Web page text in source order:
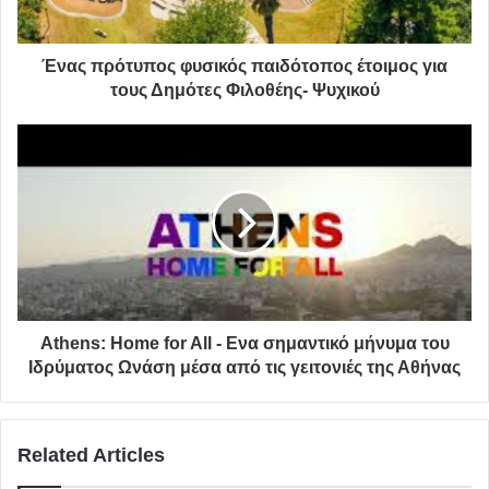
Με αυτά τα δεδομένα η επιτροπή των λοιμωξιολόγων του
υπουργείου Υγείας που συνεδρίασε χθες το απόγευμα
έχει ήδη παραδώσει στην κυβέρνηση λίστα με πιθανά
έκτακτα μέτρα ειδικά για την Αττική, και τα πρώτα από
αυτά αναμένεται να ανακοινωθούν σήμερα στην
από κυβερνητικές πηγές, θα υπάρξει επιλογή και
σταδιακή κλιμάκωση των μέτρων που θα ανακοινωθούν
και η εφαρμογή τους δεν θα γίνει οριζόντια, αλλά στους
δήμους εκείνους της Αττικής που εμφανίζουν το
υψηλότερο επιδημιολογικό φορτίο.
Τα μέτρα που εισηγείται η Επιτροπή είναι τα εξής:
χώρους στις περιοχές με υψηλή επιδημιολογική
Ένας πρότυπος φυσικός παιδότοπος έτοιμος για
τους Δημότες Φιλοθέης- Ψυχικού
Athens: Home for All - Ενα σημαντικό μήνυμα του
Ιδρύματος Ωνάση μέσα από τις γειτονιές της Αθήνας
Related Articles